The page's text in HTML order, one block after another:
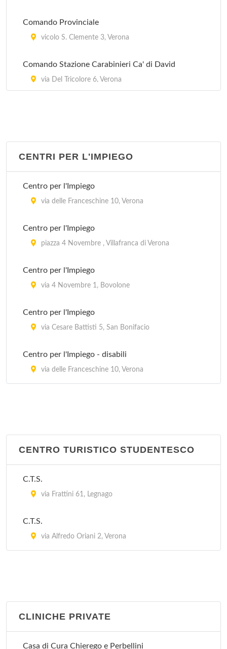
Comando Provinciale
vicolo S. Clemente 3, Verona
Comando Stazione Carabinieri Ca' di David
via Del Tricolore 6, Verona
CENTRI PER L'IMPIEGO
Centro per l'Impiego
via delle Franceschine 10, Verona
Centro per l'Impiego
piazza 4 Novembre , Villafranca di Verona
Centro per l'Impiego
via 4 Novembre 1, Bovolone
Centro per l'Impiego
via Cesare Battisti 5, San Bonifacio
Centro per l'Impiego - disabili
via delle Franceschine 10, Verona
CENTRO TURISTICO STUDENTESCO
C.T.S.
via Frattini 61, Legnago
C.T.S.
via Alfredo Oriani 2, Verona
CLINICHE PRIVATE
Casa di Cura Chierego e Perbellini